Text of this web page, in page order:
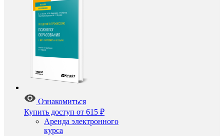
Ознакомиться
Купить доступ от 615 ₽
Аренда электронного
курса